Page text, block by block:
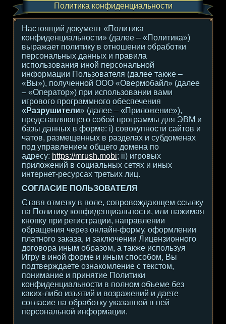
Политика конфиденциальности
Настоящий документ «Политика
конфиденциальности» (далее – «Политика»)
выражает политику в отношении обработки
персональных данных и правила
использования иной персональной
информации Пользователя (далее также –
«Вы»), полученной ООО «Овермобайл» (далее
– «Оператор») при использовании вами
игрового программного обеспечения
«Разрушители» (далее – «Приложение»),
представляющего собой программы для ЭВМ и
базы данных в форме: i) совокупности сайтов и
чатов, размещенных в разделах и субдоменах
под управлением общего домена по
адресу: https://mrush.mobi; ii) игровых
приложений в социальных сетях и иных
интернет-ресурсах третьих лиц.
СОГЛАСИЕ ПОЛЬЗОВАТЕЛЯ
Ставя отметку в поле, сопровождающем ссылку
на Политику конфиденциальности, или нажимая
кнопку при регистрации, направлении
обращения через онлайн-форму, оформлении
платного заказа, и заключении Лицензионного
договора иным образом, а также используя
Игру в иной форме и иным способом, Вы
подтверждаете ознакомление с текстом,
понимание и принятие Политики
конфиденциальности в полном объеме без
каких-либо изъятий и возражений и даете
согласие на обработку указанной в ней
персональной информации.